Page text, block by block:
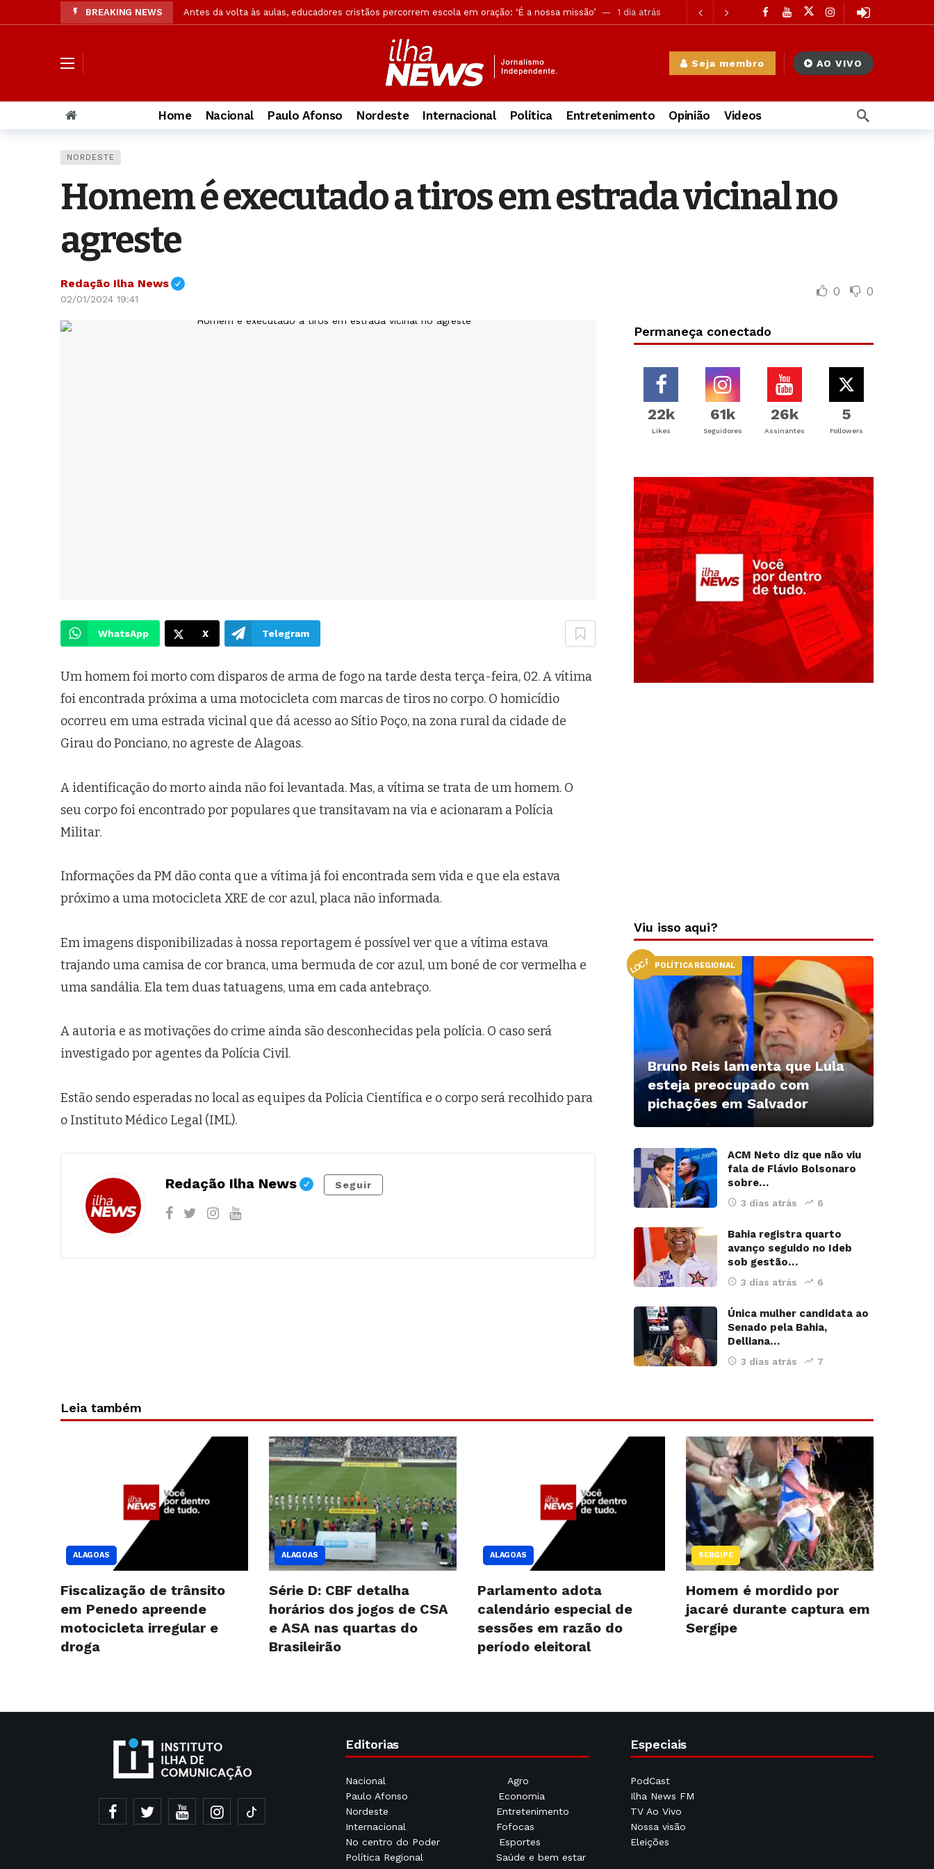
BREAKING NEWS Antes da volta às aulas, educadores cristãos percorrem escola em oração: ‘É a nossa missão’ 1 dia atrás
Pesquisa: Cristãos em pequenos grupos têm maior engajamento bíblico e vida espiritual ativa
Acusada de matar PM, muda versão, mas acusação desmonta tese de legítima defesa
Cães farejadores e embarcações reforçam buscas por jovem no Pontal da Barra 2 dias atrás
Confira resultado final da prova objetiva do concurso da Guarda Municipal 2 dias atrás
Jaques Wagner ironiza notícia sobre suposto uso de IA em plano de governo de ACM Neto 2 dias atrás
Pastor explica significado do Yom Kippur e mostra como a data aponta para Jesus 22 horas atrás
Seja membro AO VIVO
Home Nacional Paulo Afonso Nordeste Internacional Política Entretenimento Opinião Videos
NORDESTE
Homem é executado a tiros em estrada vicinal no
agreste
Redação Ilha News
02/01/2024 19:41
0 0
WhatsApp X Telegram
Um homem foi morto com disparos de arma de fogo na tarde desta terça-feira, 02. A vítima
foi encontrada próxima a uma motocicleta com marcas de tiros no corpo. O homicídio
ocorreu em uma estrada vicinal que dá acesso ao Sítio Poço, na zona rural da cidade de
Girau do Ponciano, no agreste de Alagoas.
A identificação do morto ainda não foi levantada. Mas, a vítima se trata de um homem. O
seu corpo foi encontrado por populares que transitavam na via e acionaram a Polícia
Militar.
Informações da PM dão conta que a vítima já foi encontrada sem vida e que ela estava
próximo a uma motocicleta XRE de cor azul, placa não informada.
Em imagens disponibilizadas à nossa reportagem é possível ver que a vítima estava
trajando uma camisa de cor branca, uma bermuda de cor azul, um boné de cor vermelha e
uma sandália. Ela tem duas tatuagens, uma em cada antebraço.
A autoria e as motivações do crime ainda são desconhecidas pela polícia. O caso será
investigado por agentes da Polícia Civil.
Estão sendo esperadas no local as equipes da Polícia Científica e o corpo será recolhido para
o Instituto Médico Legal (IML).
Redação Ilha News Seguir
Permaneça conectado
22k
Likes
61k
Seguidores
26k
Assinantes
5
Followers
Viu isso aqui?
LOCALPOLÍTICA REGIONAL
Bruno Reis lamenta que Lula
esteja preocupado com
pichações em Salvador
ACM Neto diz que não viu
fala de Flávio Bolsonaro
sobre…
3 dias atrás 6
Bahia registra quarto
avanço seguido no Ideb
sob gestão…
3 dias atrás 6
Única mulher candidata ao
Senado pela Bahia,
Delliana…
3 dias atrás 7
Leia também
ALAGOAS
Fiscalização de trânsito
em Penedo apreende
motocicleta irregular e
droga
ALAGOAS
Série D: CBF detalha
horários dos jogos de CSA
e ASA nas quartas do
Brasileirão
ALAGOAS
Parlamento adota
calendário especial de
sessões em razão do
período eleitoral
SERGIPE
Homem é mordido por
jacaré durante captura em
Sergipe
Editorias
Nacional
Agro
Paulo Afonso
Economia
Nordeste
Entretenimento
Internacional
Fofocas
No centro do Poder
Esportes
Política Regional
Saúde e bem estar
Especiais
PodCast
Ilha News FM
TV Ao Vivo
Nossa visão
Eleições